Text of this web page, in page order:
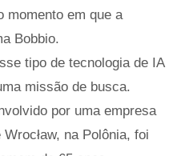
momento em que a
Bobbio.
tipo de tecnologia de IA
missão de busca.
por uma empresa
na Polônia, foi